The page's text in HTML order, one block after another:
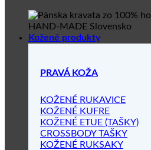
Kožené produkty
PRAVÁ KOŽA
KOŽENÉ RUKAVICE
KOŽENÉ KUFRE
KOŽENÉ ETUE (TAŠKY)
CROSSBODY TAŠKY
KOŽENÉ RUKSAKY